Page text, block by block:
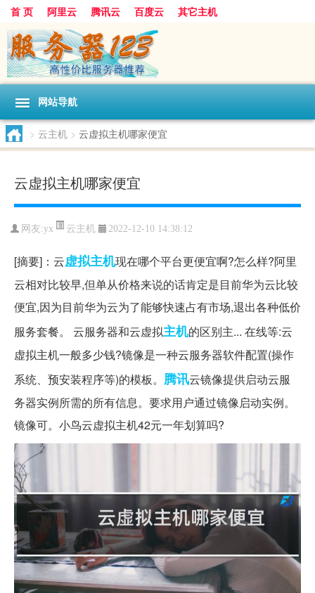
首 页 阿里云 腾讯云 百度云 其它主机
网站导航
> 云主机 > 云虚拟主机哪家便宜
云虚拟主机哪家便宜
网友:yx 云主机 2022-12-10 14:38:12
[摘要]：云虚拟主机现在哪个平台更便宜啊?怎么样?阿里
云相对比较早,但单从价格来说的话肯定是目前华为云比较
便宜,因为目前华为云为了能够快速占有市场,退出各种低价
服务套餐。 云服务器和云虚拟主机的区别主... 在线等:云
虚拟主机一般多少钱?镜像是一种云服务器软件配置(操作
系统、预安装程序等)的模板。 腾讯云镜像提供启动云服
务器实例所需的所有信息。要求用户通过镜像启动实例。
镜像可。小鸟云虚拟主机42元一年划算吗?